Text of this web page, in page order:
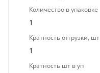
Количество в упаковке
1
Кратность отгрузки, шт
1
Кратность шт в уп